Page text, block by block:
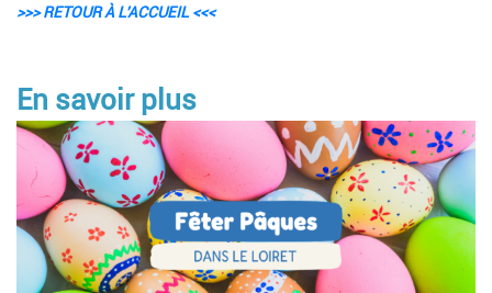
>>> RETOUR À L'ACCUEIL <<<
En savoir plus